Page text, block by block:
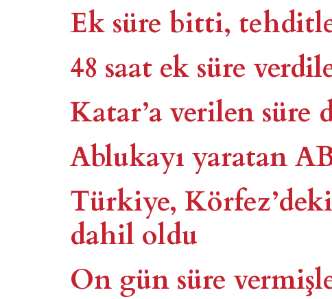
Ek süre bitti,
48 saat ek süre
Katar’a verilen süre
Ablukayı yaratan
Türkiye,
dahil oldu
On gün süre